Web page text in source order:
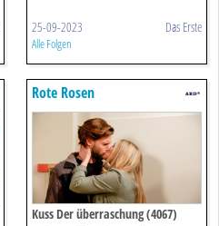
25-09-2023 Das Erste
Alle Folgen
Rote Rosen
Kuss Der überraschung (4067)